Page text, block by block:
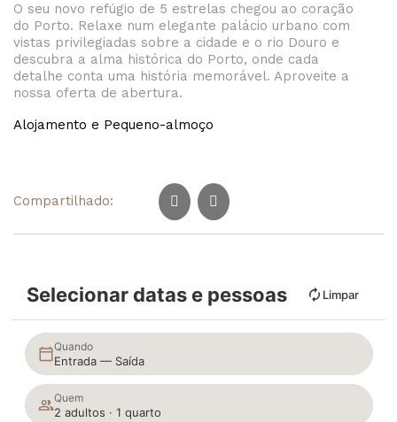
O seu novo refúgio de 5 estrelas chegou ao coração
do Porto. Relaxe num elegante palácio urbano com
vistas privilegiadas sobre a cidade e o rio Douro e
descubra a alma histórica do Porto, onde cada
detalhe conta uma história memorável. Aproveite a
nossa oferta de abertura.
Alojamento e Pequeno-almoço
Compartilhado:
Selecionar datas e pessoas Limpar
Quando
Entrada — Saída
Quem
2 adultos · 1 quarto